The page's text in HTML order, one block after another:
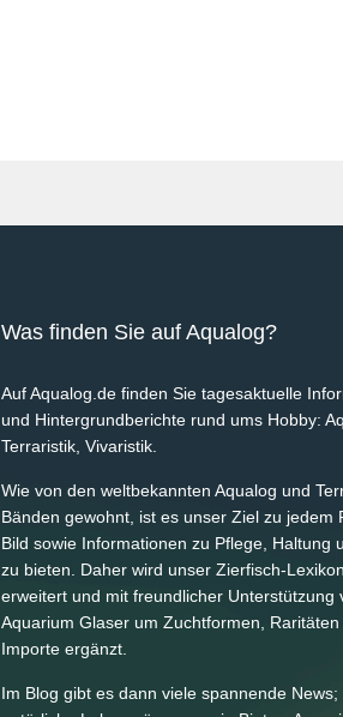
Was finden Sie auf Aqualog?
Auf Aqualog.de finden Sie tagesaktuelle
und Hintergrundberichte rund ums Hobby:
Terraristik, Vivaristik.
Wie von den weltbekannten Aqualog und
Bänden gewohnt, ist es unser Ziel zu jedem
Bild sowie Informationen zu Pflege, Haltung
zu bieten. Daher wird unser Zierfisch-
erweitert und mit freundlicher Unterstützung
Aquarium Glaser um Zuchtformen, Raritäten
Importe ergänzt.
Im Blog gibt es dann viele spannende News;